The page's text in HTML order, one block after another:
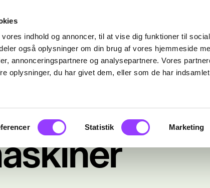
indhold og annoncer, til at vise dig funktioner til
også oplysninger om din brug af vores hjemmeside
annonceringspartnere og analysepartnere. Vores
oplysninger, du har givet dem, eller som de har
Statistik Marketing